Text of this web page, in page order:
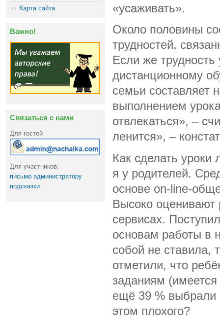
Карта сайта
Важно!
Связаться с нами
Для гостей
Для участников:
письмо администратору
подсказки
«усаживать».
Около половины
трудностей,
Если же
дистанционному
семьи составляет
выполнением
отвлекаться», –
ленится», –
Как сделать уроки
я у родителей.
основе on-line-
Высоко оценивают
сервисах.
основам работы в
собой не ставила,
отметили, что
заданиям
ещё 39 % выбрали
этом плохого?